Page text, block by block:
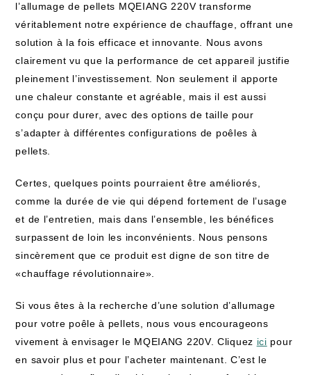
l’allumage de pellets MQEIANG 220V transforme
véritablement notre expérience de chauffage, offrant une
solution à la fois efficace et innovante. Nous avons
clairement vu que la performance de cet appareil justifie
pleinement l’investissement. Non seulement il apporte
une chaleur constante et agréable, mais il est aussi
conçu pour durer, avec des options de taille pour
s’adapter à différentes configurations de poêles à
pellets.
Certes, quelques points pourraient être améliorés,
comme la durée de vie qui dépend fortement de l’usage
et de l’entretien, mais dans l’ensemble, les bénéfices
surpassent de loin les inconvénients. Nous pensons
sincèrement que ce produit est digne de son titre de
«chauffage révolutionnaire».
Si vous êtes à la recherche d’une solution d’allumage
pour votre poêle à pellets, nous vous encourageons
vivement à envisager le MQEIANG 220V. Cliquez ici pour
en savoir plus et pour l’acheter maintenant. C’est le